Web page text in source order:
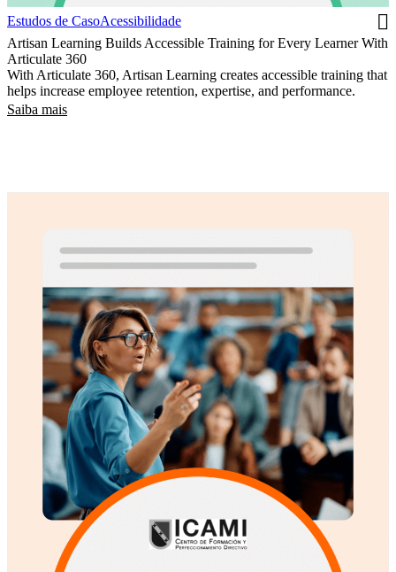
Estudos de CasoAcessibilidade
Artisan Learning Builds Accessible Training for Every Learner With
Articulate 360
With Articulate 360, Artisan Learning creates accessible training that
helps increase employee retention, expertise, and performance.
Saiba mais